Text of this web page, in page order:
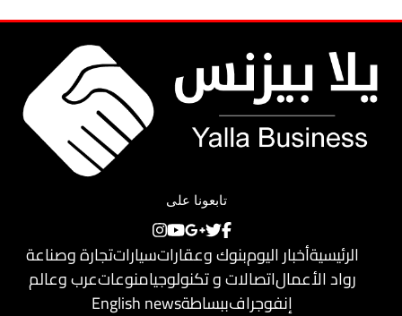
تابعونا على
الرئيسيةأخبار اليومبنوك وعقاراتسياراتتجارة وصناعة
رواد الأعمالاتصالات و تكنولوجيامنوعاتعرب وعالم
إنفوجرافببساطةEnglish news